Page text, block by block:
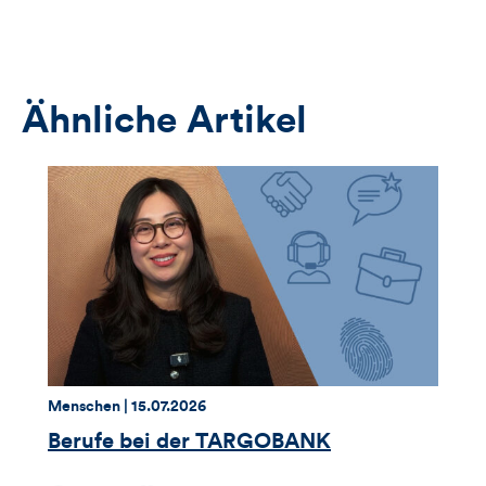
Ähnliche Artikel
Thema:
Menschen | Datum:
15.07.2026
Berufe bei der TARGOBANK